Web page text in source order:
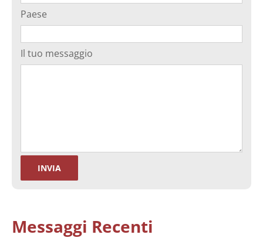
Paese
Il tuo messaggio
Messaggi Recenti